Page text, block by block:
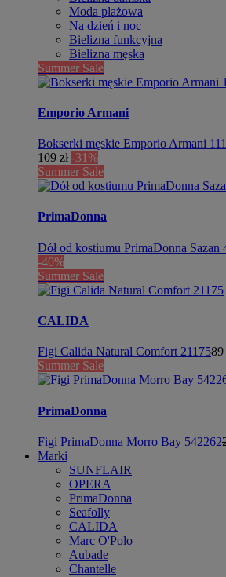
Moda plażowa
Na dzień i noc
Bielizna funkcyjna
Bielizna męska
Summer Sale
Emporio Armani
Bokserki męskie Emporio Armani
109 zł -31%
Summer Sale
PrimaDonna
Dół od kostiumu PrimaDonna Sazan
-40%
Summer Sale
CALIDA
Figi Calida Natural Comfort 2117589
Summer Sale
PrimaDonna
Figi PrimaDonna Morro Bay 542262
Marki
SUNFLAIR
OPERA
PrimaDonna
Seafolly
CALIDA
Marc O'Polo
Aubade
Chantelle